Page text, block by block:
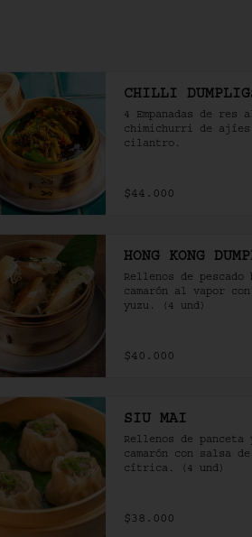
CHILLI
4 Empanadas de res
chimichurri de
cilantro.
$44.000
HONG KONG
Rellenos de pescado
camarón al vapor
yuzu. (4 und)
$40.000
SIU MAI
Rellenos de panceta
camarón con salsa
cítrica. (4 und)
$38.000